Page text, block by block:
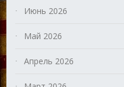
Июнь 2026
Май 2026
Апрель 2026